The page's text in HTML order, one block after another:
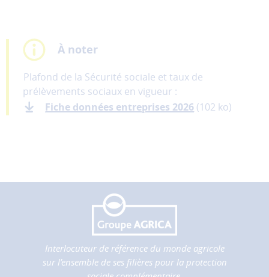
À noter
Plafond de la Sécurité sociale et taux de
prélèvements sociaux en vigueur :
Fiche données entreprises 2026 (102 ko)
Interlocuteur de référence du monde agricole
sur l’ensemble de ses filières pour la protection